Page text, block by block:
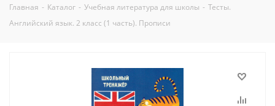
Главная - Каталог - Учебная литература для школы - Тесты.
Английский язык. 2 класс (1 часть). Прописи